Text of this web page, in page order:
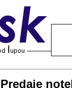
Predaje